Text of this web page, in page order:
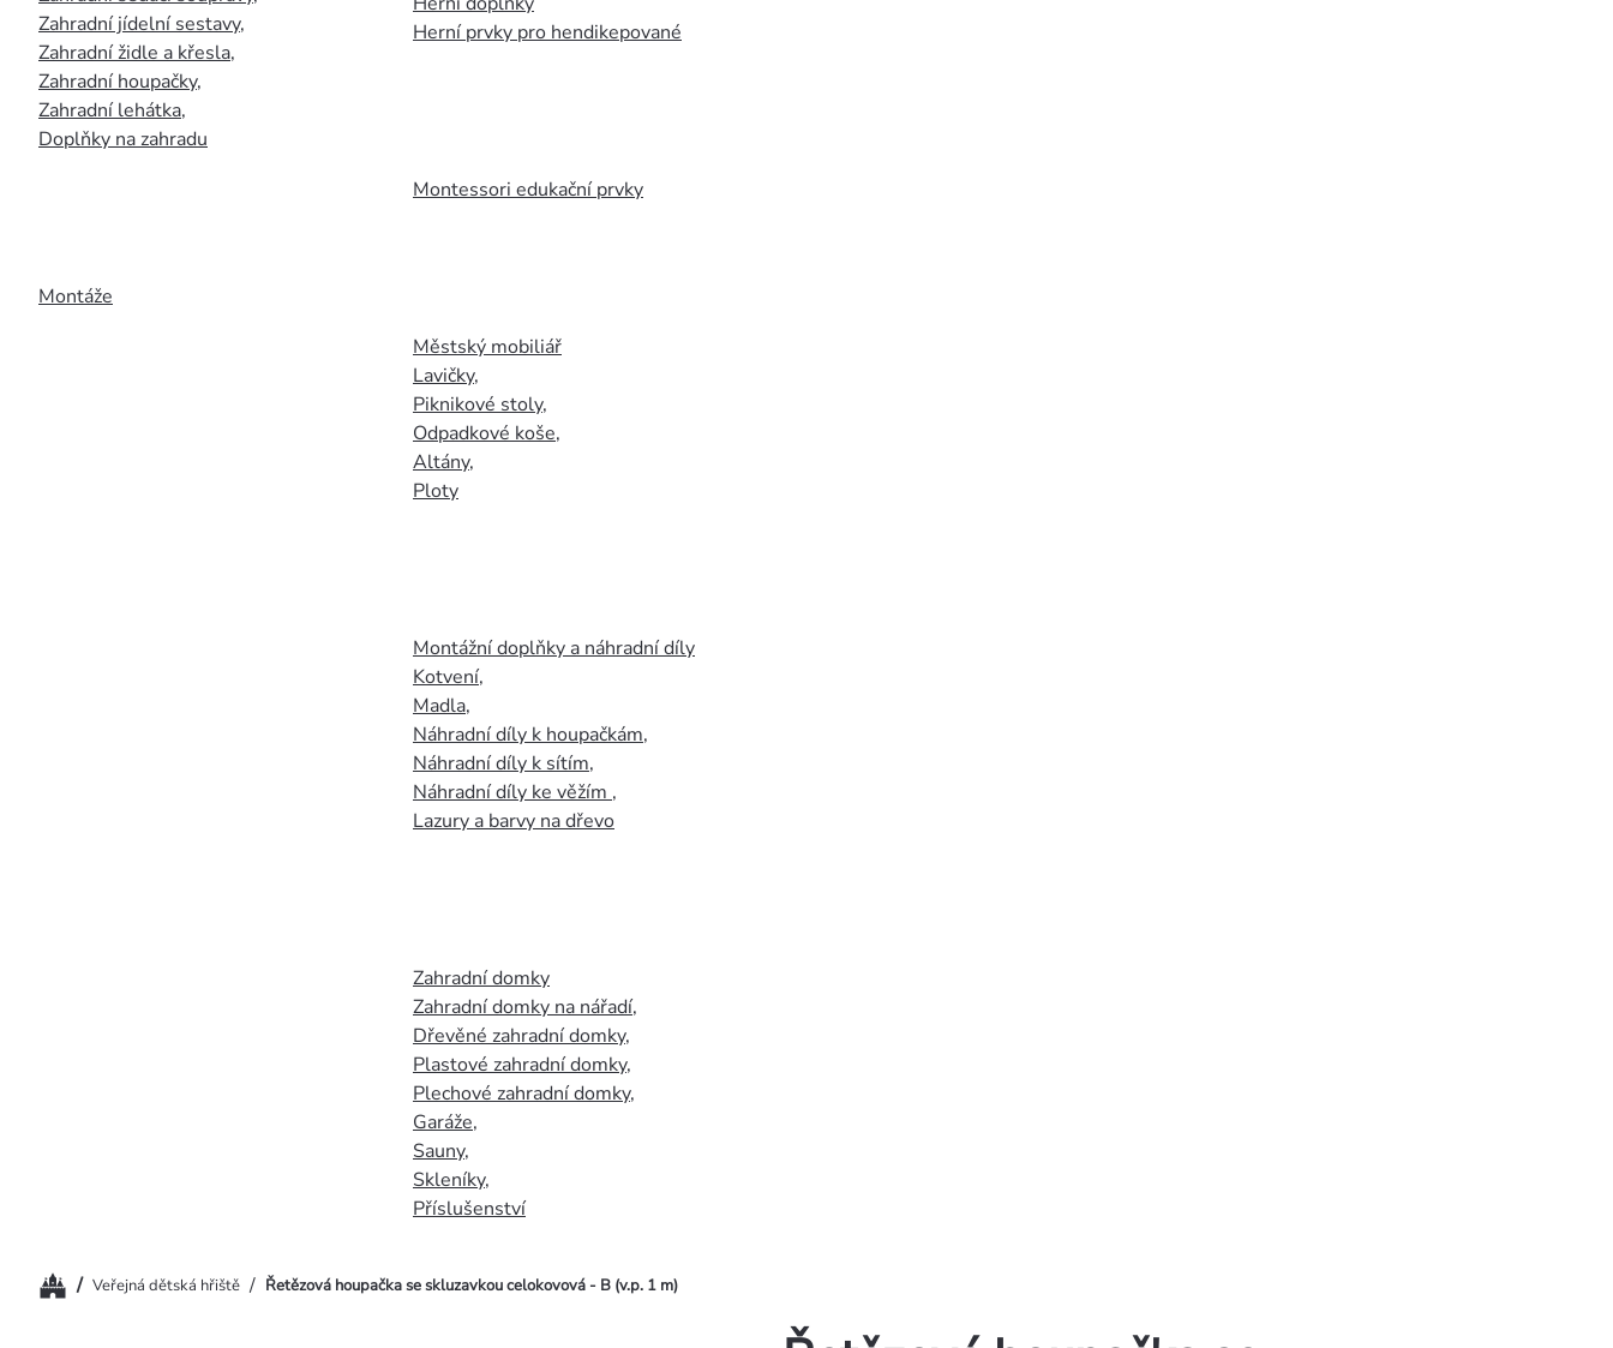
Zahradní jídelní sestavy,
Zahradní židle a křesla,
Zahradní houpačky,
Zahradní lehátka,
Doplňky na zahradu
Montáže
Herní prvky pro hendikepované
Montessori edukační prvky
Městský mobiliář
Lavičky,
Piknikové stoly,
Odpadkové koše,
Altány,
Ploty
Montážní doplňky a náhradní díly
Kotvení,
Madla,
Náhradní díly k houpačkám,
Náhradní díly k sítím,
Náhradní díly ke věžím ,
Lazury a barvy na dřevo
Zahradní domky
Zahradní domky na nářadí,
Dřevěné zahradní domky,
Plastové zahradní domky,
Plechové zahradní domky,
Garáže,
Sauny,
Skleníky,
Příslušenství
Domů/ Veřejná dětská hřiště / Řetězová houpačka se skluzavkou celokovová - B (v.p. 1 m)